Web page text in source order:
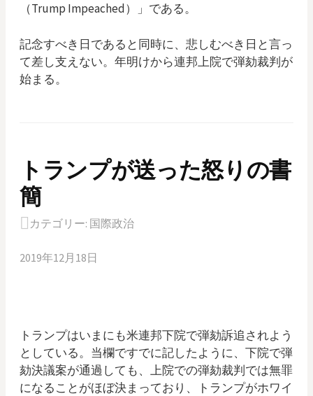
（Trump Impeached）」である。
記念すべき日であると同時に、悲しむべき日と言っ
て差し支えない。年明けから連邦上院で弾劾裁判が
始まる。
トランプが送った怒りの書
簡
カテゴリー: 国際政治
2019年12月18日
トランプはいまにも米連邦下院で弾劾訴追されよう
としている。当欄ですでに記したように、下院で弾
劾決議案が通過しても、上院での弾劾裁判では無罪
になることがほぼ決まっており、トランプがホワイ